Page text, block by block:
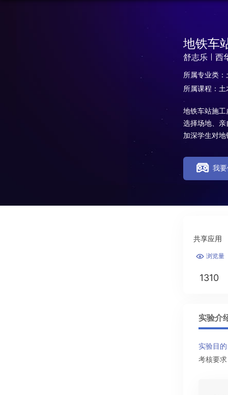
地铁车
舒志乐 西
所属专业类：
所属课程：
地铁车站施
选择场地、
加深学生对
我
共享应用
 浏览量
1310
实验介
实验目的
考核要求